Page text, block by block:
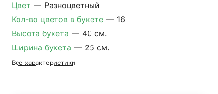
Цвет — Разноцветный
Кол-во цветов в букете — 16
Высота букета — 40 см.
Ширина букета — 25 см.
Все характеристики